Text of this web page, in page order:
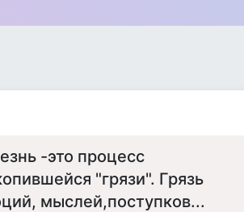
-это процесс
"грязи". Грязь
мыслей,поступков...